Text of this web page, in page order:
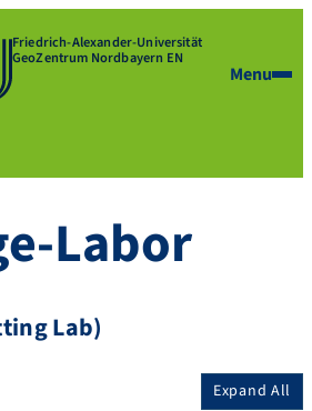
Friedrich-Alexander-Universität
GeoZentrum Nordbayern EN
Menu
Labor
Lab)
Expand All